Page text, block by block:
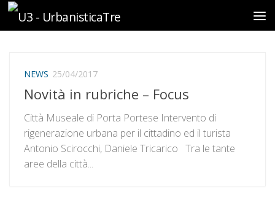
Sotto il contenuto
NEWS 25/04/2017
Novità in rubriche – Focus
Città Museale di Porta Portese Intervento di
rigenerazione urbana per il cittadino ed il turista
Antonio Scirocchi, Daniele Tricarico Tra le tante
aree della città...